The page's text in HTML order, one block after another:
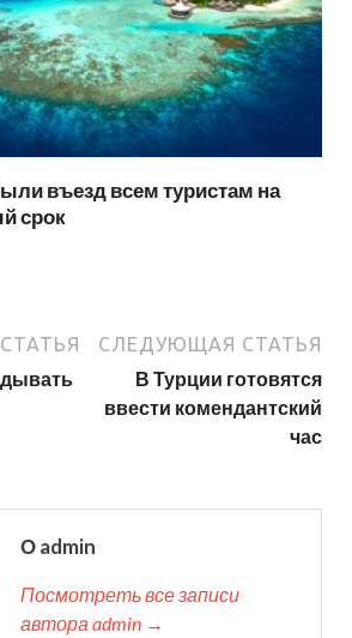
въезд всем туристам на
срок
СЛЕДУЮЩАЯ СТАТЬЯ
В Турции готовятся
ввести комендантский
час
О admin
Посмотреть все записи
автора admin →